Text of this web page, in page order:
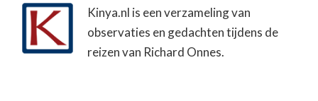
Kinya.nl is een verzameling van
observaties en gedachten tijdens de
reizen van Richard Onnes.